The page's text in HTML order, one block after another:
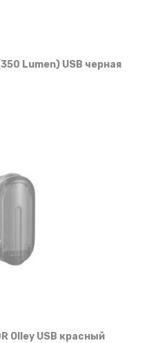
Lumen) USB черная
Olley USB красный